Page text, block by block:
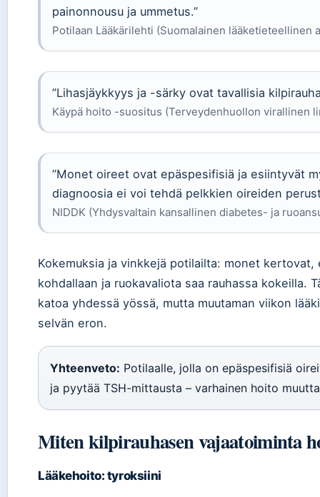
painonnousu ja ummetus.”
Potilaan Lääkärilehti (Suomalainen lääketieteellinen
”Lihasjäykkyys ja -särky ovat tavallisia
Käypä hoito -suositus (Terveydenhuollon virallinen
”Monet oireet ovat epäspesifisiä ja esiintyvät
diagnoosia ei voi tehdä pelkkien oireiden
NIDDK (Yhdysvaltain kansallinen diabetes- ja
Kokemuksia ja vinkkejä potilailta: monet
kohdallaan ja ruokavaliota saa rauhassa kokeilla.
katoa yhdessä yössä, mutta muutaman viikon
selvän eron.
Yhteenveto: Potilaalle, jolla on epäspesifisiä
ja pyytää TSH-mittausta – varhainen hoito
Miten kilpirauhasen vajaatoiminta
Lääkehoito: tyroksiini